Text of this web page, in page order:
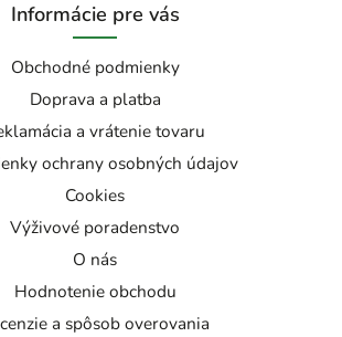
Informácie pre vás
Obchodné podmienky
Doprava a platba
a vrátenie tovaru
ochrany osobných údajov
Cookies
Výživové poradenstvo
O nás
Hodnotenie obchodu
a spôsob overovania